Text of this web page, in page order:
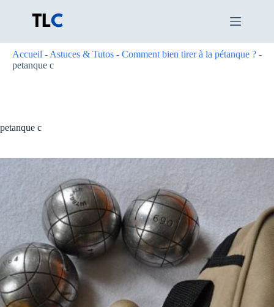
Accueil - Astuces & Tutos - Comment bien tirer à la pétanque ? -
petanque c
petanque c